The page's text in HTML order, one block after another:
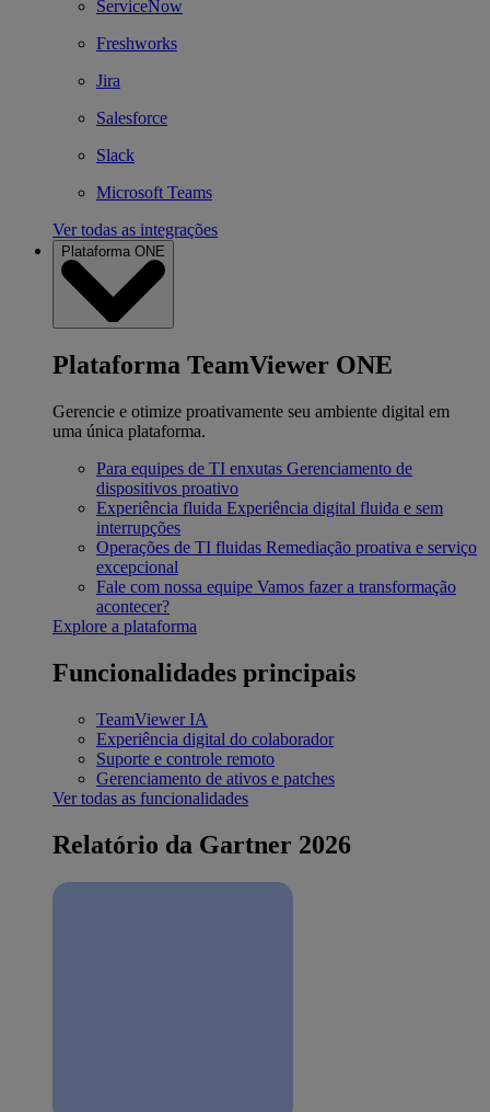
ServiceNow
Freshworks
Jira
Salesforce
Slack
Microsoft Teams
Ver todas as integrações
Plataforma ONE
Plataforma TeamViewer ONE
Gerencie e otimize proativamente seu ambiente digital em
uma única plataforma.
Para equipes de TI enxutas Gerenciamento de
dispositivos proativo
Experiência fluida Experiência digital fluida e sem
interrupções
Operações de TI fluidas Remediação proativa e serviço
excepcional
Fale com nossa equipe Vamos fazer a transformação
acontecer?
Explore a plataforma
Funcionalidades principais
TeamViewer IA
Experiência digital do colaborador
Suporte e controle remoto
Gerenciamento de ativos e patches
Ver todas as funcionalidades
Relatório da Gartner 2026